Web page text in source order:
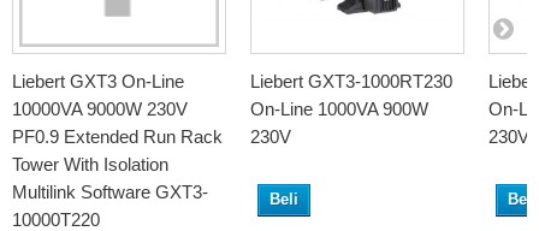
Liebert GXT3 On-Line
10000VA 9000W 230V
PF0.9 Extended Run Rack
Tower With Isolation
Multilink Software GXT3-
10000T220
Liebert GXT3-1000RT230
On-Line 1000VA 900W
230V
Beli
On-
230V
Beli